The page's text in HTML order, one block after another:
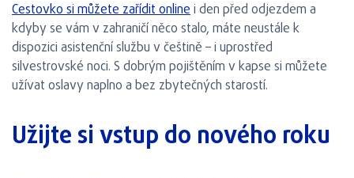
Cestovko si můžete zařídit onlinei den před odjezdem a
kdyby se vám v zahraničí něco stalo, máte neustále k
dispozici asistenční službu v češtině – i uprostřed
silvestrovské noci. S dobrým pojištěním v kapse si můžete
užívat oslavy naplno a bez zbytečných starostí.
Užijte si vstup do nového roku